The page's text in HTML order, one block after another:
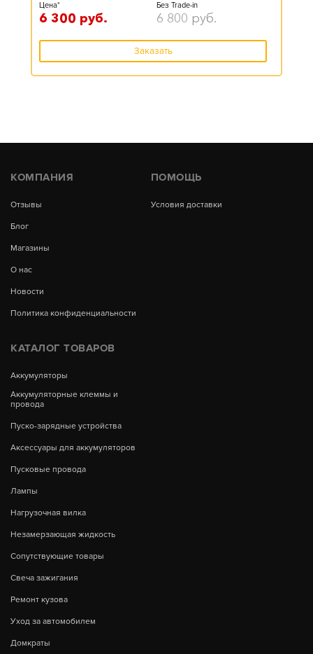
Цена*
6 300 руб.
Без Trade-in
6 800 руб.
Заказать
КОМПАНИЯ
Отзывы
Блог
Магазины
О нас
Новости
Политика конфиденциальности
ПОМОЩЬ
Условия доставки
КАТАЛОГ ТОВАРОВ
Аккумуляторы
Аккумуляторные клеммы и
провода
Пуско-зарядные устройства
Аксессуары для аккумуляторов
Пусковые провода
Лампы
Нагрузочная вилка
Незамерзающая жидкость
Сопутствующие товары
Свеча зажигания
Ремонт кузова
Уход за автомобилем
Домкраты